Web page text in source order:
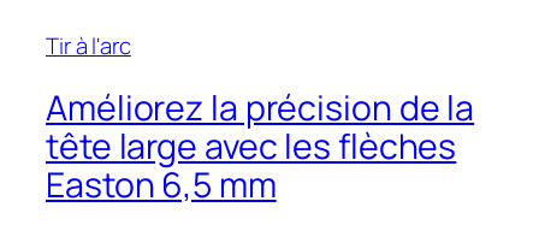
Tir à l'arc
Améliorez la précision de la
tête large avec les flèches
Easton 6,5 mm